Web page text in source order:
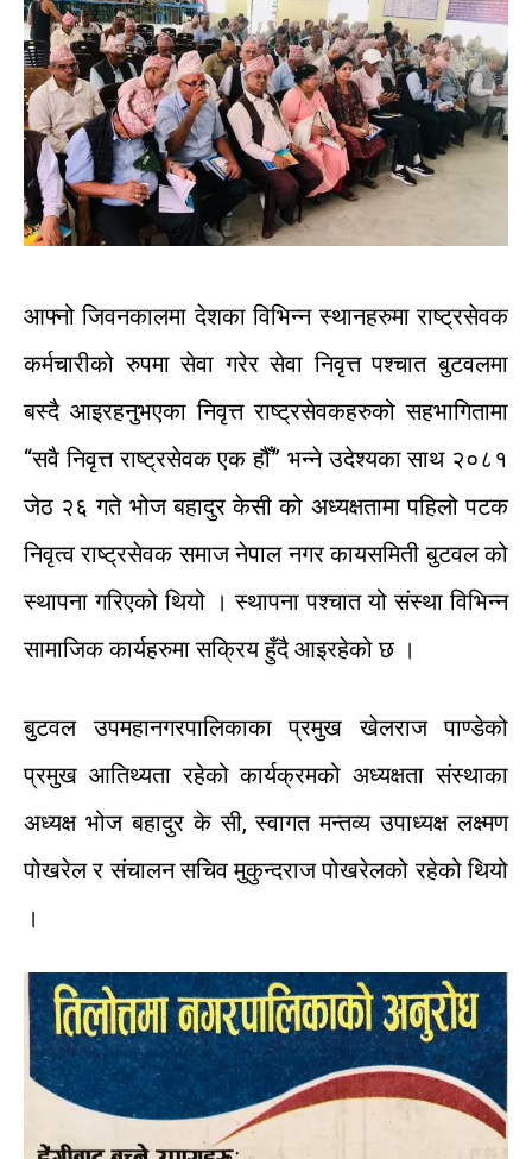
आफ्नो जिवनकालमा देशका विभिन्न स्थानहरुमा राष्ट्रसेवक
कर्मचारीको रुपमा सेवा गरेर सेवा निवृत्त पश्चात बुटवलमा
बस्दै आइरहनुभएका निवृत्त राष्ट्रसेवकहरुको सहभागितामा
“सवै निवृत्त राष्ट्रसेवक एक हौँ” भन्ने उदेश्यका साथ २०८१
जेठ २६ गते भोज बहादुर केसी को अध्यक्षतामा पहिलो पटक
निवृत्व राष्ट्रसेवक समाज नेपाल नगर कायसमिती बुटवल को
स्थापना गरिएको थियो । स्थापना पश्चात यो संस्था विभिन्न
सामाजिक कार्यहरुमा सक्रिय हुँदै आइरहेको छ ।
बुटवल उपमहानगरपालिकाका प्रमुख खेलराज पाण्डेको
प्रमुख आतिथ्यता रहेको कार्यक्रमको अध्यक्षता संस्थाका
अध्यक्ष भोज बहादुर के सी, स्वागत मन्तव्य उपाध्यक्ष लक्ष्मण
पोखरेल र संचालन सचिव मुकुन्दराज पोखरेलको रहेको थियो
।